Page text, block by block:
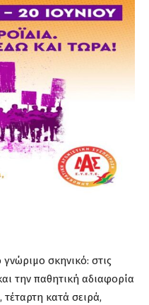
σκηνικό: στις
την παθητική αδιαφορία
τέταρτη κατά σειρά,